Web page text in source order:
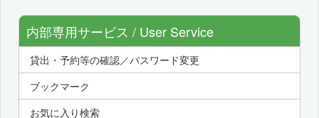
内部専用サービス / User Service
貸出・予約等の確認／パスワード変更
ブックマーク
お気に入り検索